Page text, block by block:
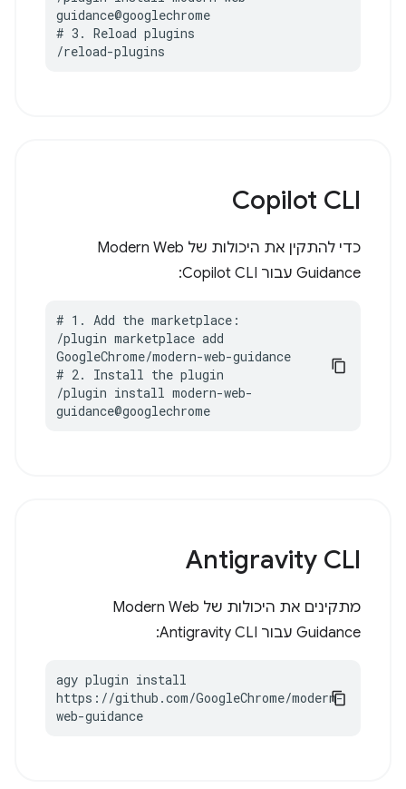
guidance@googlechrome
# 3. Reload plugins
/reload-plugins
Copilot CLI
כדי להתקין את היכולות של Modern Web
Guidance עבור Copilot CLI:
# 1. Add the marketplace:
/plugin marketplace add
GoogleChrome/modern-web-guidance
# 2. Install the plugin
/plugin install modern-web-
guidance@googlechrome
Antigravity CLI
מתקינים את היכולות של Modern Web
Guidance עבור Antigravity CLI:
agy plugin install
https://github.com/GoogleChrome/modern-
web-guidance